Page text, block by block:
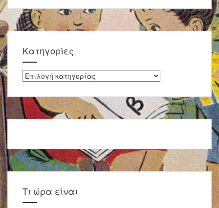
ΣΤ΄
Τάξη:
Kατηγορίες
Kατηγορίες
Τι ώρα είναι